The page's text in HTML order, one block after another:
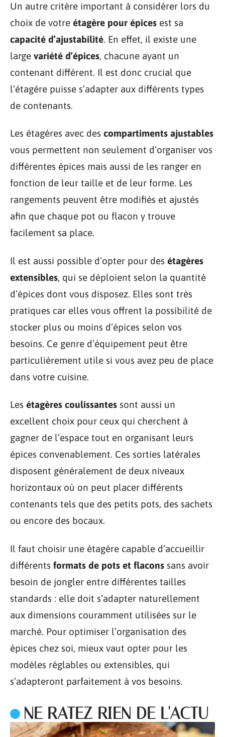
Un autre critère important à considérer lors du
choix de votre étagère pour épices est sa
capacité d’ajustabilité. En effet, il existe une
large variété d’épices, chacune ayant un
contenant différent. Il est donc crucial que
l’étagère puisse s’adapter aux différents types
de contenants.
Les étagères avec des compartiments ajustables
vous permettent non seulement d’organiser vos
différentes épices mais aussi de les ranger en
fonction de leur taille et de leur forme. Les
rangements peuvent être modifiés et ajustés
afin que chaque pot ou flacon y trouve
facilement sa place.
Il est aussi possible d’opter pour des étagères
extensibles, qui se déploient selon la quantité
d’épices dont vous disposez. Elles sont très
pratiques car elles vous offrent la possibilité de
stocker plus ou moins d’épices selon vos
besoins. Ce genre d’équipement peut être
particulièrement utile si vous avez peu de place
dans votre cuisine.
Les étagères coulissantes sont aussi un
excellent choix pour ceux qui cherchent à
gagner de l’espace tout en organisant leurs
épices convenablement. Ces sorties latérales
disposent généralement de deux niveaux
horizontaux où on peut placer différents
contenants tels que des petits pots, des sachets
ou encore des bocaux.
Il faut choisir une étagère capable d’accueillir
différents formats de pots et flacons sans avoir
besoin de jongler entre différentes tailles
standards : elle doit s’adapter naturellement
aux dimensions couramment utilisées sur le
marché. Pour optimiser l’organisation des
épices chez soi, mieux vaut opter pour les
modèles réglables ou extensibles, qui
s’adapteront parfaitement à vos besoins.
NE RATEZ RIEN DE L'ACTU